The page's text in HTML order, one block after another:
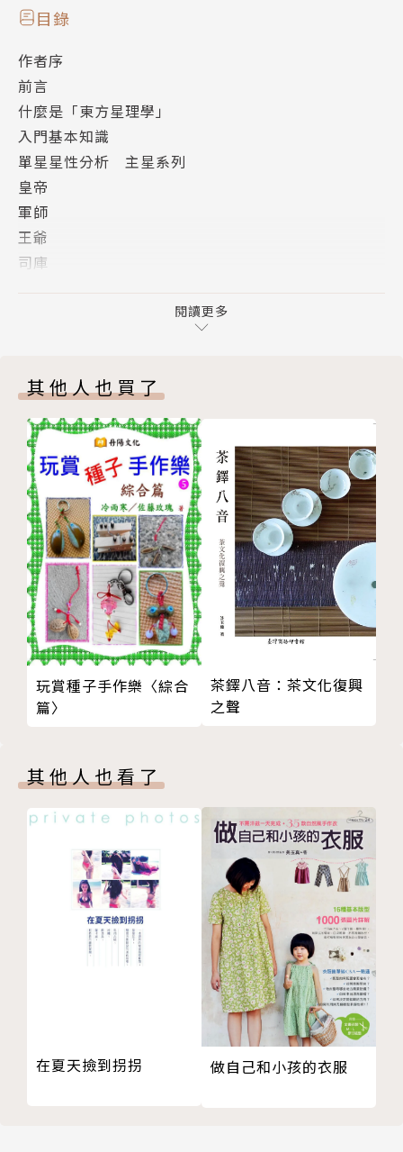
讓有心學習者能無障礙進入東方星理學的世界，
※內容特色※
以圖像和宮廷人物取代專有名詞，讓每一顆星都有全新
的面貌，並以淺顯的說明和各式圖表，
讓原來的古老學問變成一套立體的「人生曲線說明
書」，入門者、研究者、甚至企業人資都能很快的掌握
重點。
作者簡介
近六百人。
畢生鑽研斗數系統，潛心著作、教學四十年，十年前開
始研發以「圖像符號」代替星座名稱，並以古代宮廷的
人物，為古老的紫微斗數賦予全新生命力。
東方星理學的詮釋現代化，是為了讓年輕世代易於接
受、吸收，並以此克服這門學問無法跨越語言翻譯的障
礙，最大的期望，便是能藉此將東方星理學弘揚國際，
為傳統文化盡一份棉薄之力。
經歷
‧社團法人中華民國占驗紫微學會創會理事長
‧占驗法門第五十四代掌門人
‧復華易學研究院院長
‧四十年執業經驗，授生五十期，學生近六百人，分布
‧專業著作數十冊，錄製教學光碟一百二十四小時
著作
‧現代斗數真訣（共六冊）
‧占驗紫微PMP（共六冊）
‧紫微通鑑（共十四冊）
‧紫微斗數命例真解三百例（共三冊）
‧占驗夢境乾坤（共三冊）
‧占驗姓名學（共二冊）
目錄
作者序
前言
什麼是「東方星理學」
入門基本知識
單星星性分析 主星系列
皇帝
軍師
王爺
司庫
近侍
密探
總管
監察史
將軍
前鋒
單星星性分析 副星系列
正學士
副學士
左護法
右護法
科舉
貴人
火神
庫銀
馬前卒
後衛兵
姻緣
閱讀更多
其他人也買了
玩賞種子手作樂〈綜合
篇〉
茶鐸八音：茶文化復興
之聲
其他人也看了
在夏天撿到拐拐 做自己和小孩的衣服